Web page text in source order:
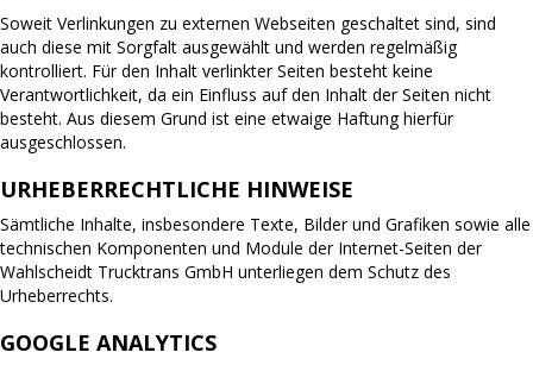
Soweit Verlinkungen zu externen Webseiten geschaltet sind, sind
auch diese mit Sorgfalt ausgewählt und werden regelmäßig
kontrolliert. Für den Inhalt verlinkter Seiten besteht keine
Verantwortlichkeit, da ein Einfluss auf den Inhalt der Seiten nicht
besteht. Aus diesem Grund ist eine etwaige Haftung hierfür
ausgeschlossen.
URHEBERRECHTLICHE HINWEISE
Sämtliche Inhalte, insbesondere Texte, Bilder und Grafiken sowie alle
technischen Komponenten und Module der Internet-Seiten der
Wahlscheidt Trucktrans GmbH unterliegen dem Schutz des
Urheberrechts.
GOOGLE ANALYTICS